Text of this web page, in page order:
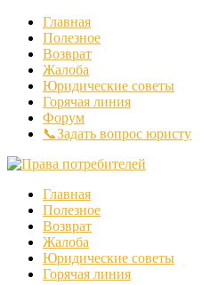
Главная
Полезное
Возврат
Жалоба
Юридические советы
Горячая линия
Форум
📞Задать вопрос юристу
Главная
Полезное
Возврат
Жалоба
Юридические советы
Горячая линия